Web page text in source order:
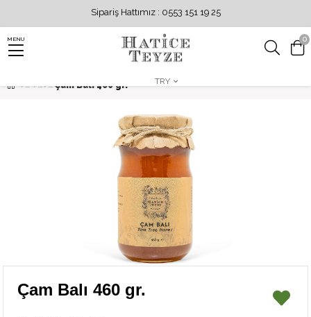
Sipariş Hattımız : 0553 151 19 25
MENU
TRY
0
Çam Balı 460 gr.
Çam Balı 460 gr.